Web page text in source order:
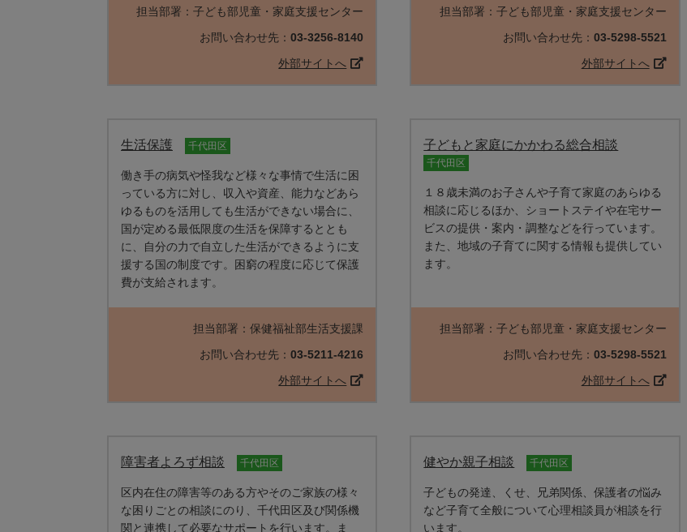
担当部署：子ども部児童・家庭支援センター
お問い合わせ先：03-3256-8140
外部サイトへ
担当部署：子ども部児童・家庭支援センター
お問い合わせ先： 03-5298-5521
外部サイトへ
生活保護 千代田区
働き手の病気や怪我など様々な事情で生活に困
っている方に対し、収入や資産、能力などあら
ゆるものを活用しても生活ができない場合に、
国が定める最低限度の生活を保障するととも
に、自分の力で自立した生活ができるように支
援する国の制度です。困窮の程度に応じて保護
費が支給されます。
担当部署：保健福祉部生活支援課
お問い合わせ先：03-5211-4216
外部サイトへ
子どもと家庭にかかわる総合相談
千代田区
１８歳未満のお子さんや子育て家庭のあらゆる
相談に応じるほか、ショートステイや在宅サー
ビスの提供・案内・調整などを行っています。
また、地域の子育てに関する情報も提供してい
ます。
担当部署：子ども部児童・家庭支援センター
お問い合わせ先： 03-5298-5521
外部サイトへ
障害者よろず相談 千代田区
区内在住の障害等のある方やそのご家族の様々
な困りごとの相談にのり、千代田区及び関係機
関と連携して必要なサポートを行います。ま
健やか親子相談 千代田区
子どもの発達、くせ、兄弟関係、保護者の悩み
など子育て全般について心理相談員が相談を行
います。